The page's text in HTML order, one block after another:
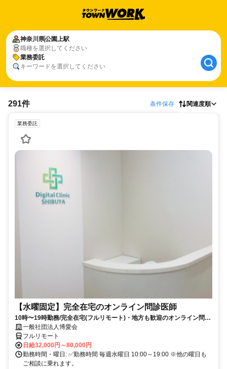
神奈川県公園上駅
職種を選択してください
業務委託
キーワードを選択してください
291件 条件保存 関連度順
業務委託
【水曜固定】完全在宅のオンライン問診医師
10時〜19時勤務/完全在宅(フルリモート)・地方も歓迎のオンライン問診
業務一般社団法人博愛会
フルリモート
日給32,000円～80,000円
勤務時間・曜日: ✅勤務時間 毎週水曜日 10:00～19:00 ※他の曜日も
ご相談に乗れます。